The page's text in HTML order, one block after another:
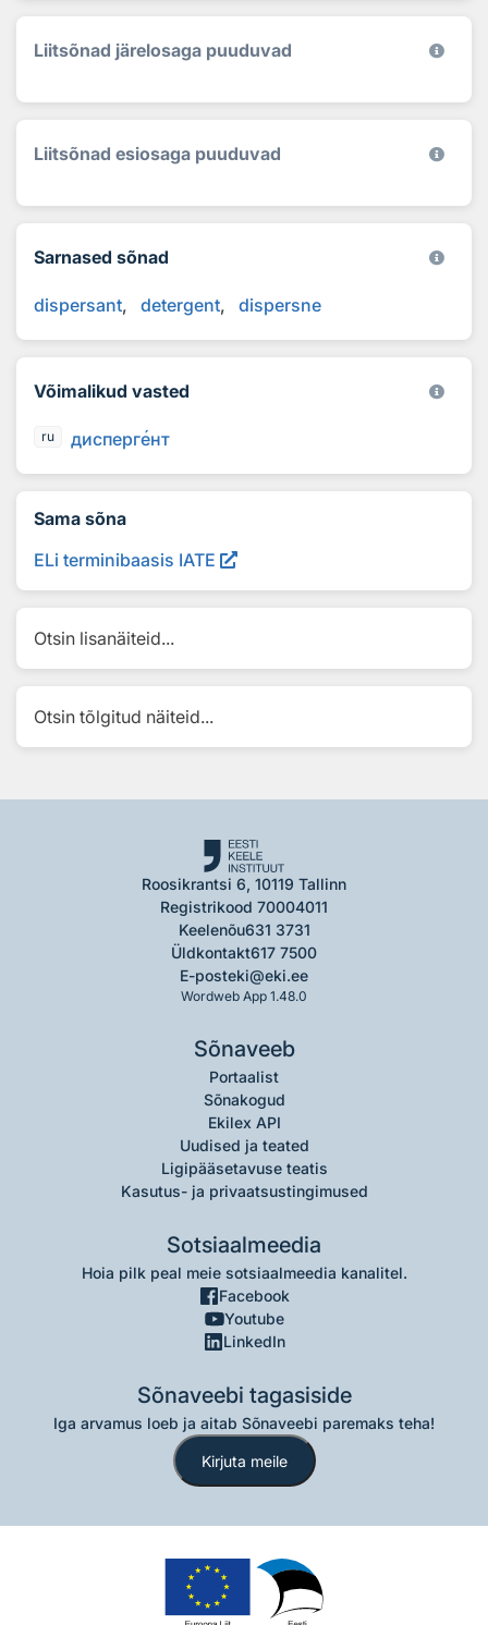
Liitsõnad järelosaga puuduvad
Liitsõnad esiosaga puuduvad
Sarnased sõnad
dispersant detergent dispersne
Võimalikud vasted
ru диспергент
Sama sõna
ELi terminibaasis IATE
Otsin lisanäiteid...
Otsin tõlgitud näiteid...
Roosikrantsi 6, 10119 Tallinn
Registrikood 70004011
Keelenõu631 3731
Üldkontakt617 7500
E-posteki@eki.ee
Wordweb App 1.48.0
Sõnaveeb
Portaalist
Sõnakogud
Ekilex API
Uudised ja teated
Ligipääsetavuse teatis
Kasutus- ja privaatsustingimused
Sotsiaalmeedia
Hoia pilk peal meie sotsiaalmeedia kanalitel.
Facebook
Youtube
LinkedIn
Sõnaveebi tagasiside
Iga arvamus loeb ja aitab Sõnaveebi paremaks teha!
Kirjuta meile